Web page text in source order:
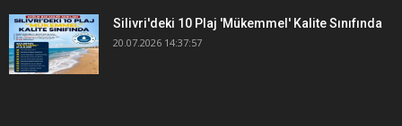
Silivri'deki 10 Plaj 'Mükemmel' Kalite Sınıfında
20.07.2026 14:37:57